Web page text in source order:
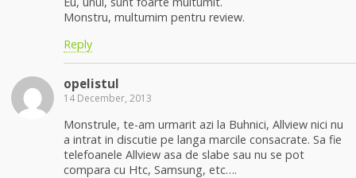
Monstru, multumim pentru review.
Reply
opelistul
14 December, 2013
Monstrule, te-am urmarit azi la Buhnici, Allview nici nu
a intrat in discutie pe langa marcile consacrate. Sa fie
telefoanele Allview asa de slabe sau nu se pot
compara cu Htc, Samsung, etc….